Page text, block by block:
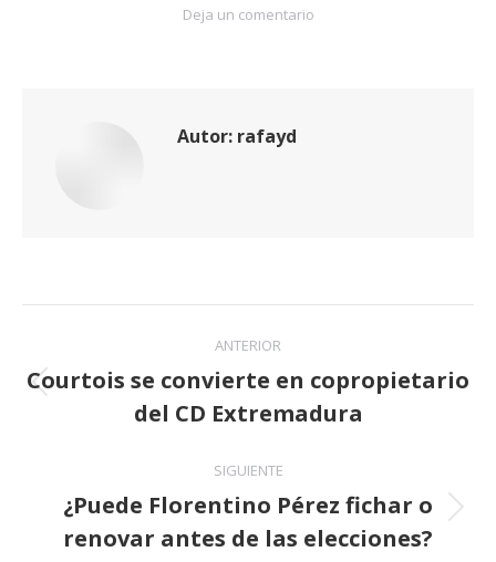
Deja un comentario
Autor: rafayd
Navegación
entre
publicaciones
ANTERIOR
Publicación
anterior:
Courtois se convierte en copropietario
del CD Extremadura
SIGUIENTE
Publicación
siguiente:
¿Puede Florentino Pérez fichar o
renovar antes de las elecciones?